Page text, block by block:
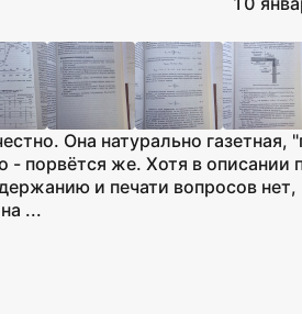
Она натурально газетная,
- порвётся же. Хотя в описании
и печати вопросов нет,
...